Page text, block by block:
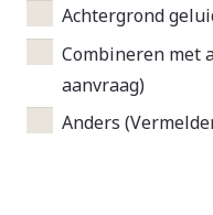
Achtergrond
Combineren met
aanvraag)
Anders